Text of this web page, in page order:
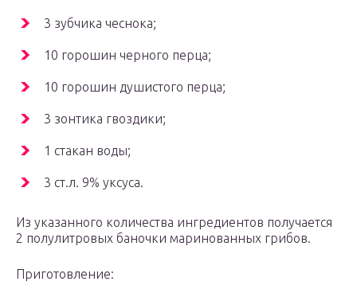
3 зубчика чеснока;
10 горошин черного перца;
10 горошин душистого перца;
3 зонтика гвоздики;
1 стакан воды;
3 ст.л. 9% уксуса.
Из указанного количества ингредиентов получается
2 полулитровых баночки маринованных грибов.
Приготовление: